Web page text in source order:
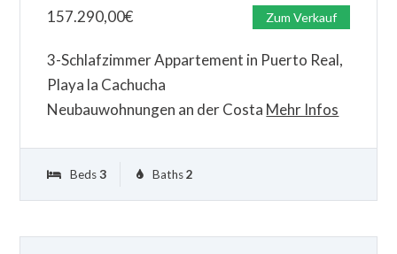
157.290,00€ Zum Verkauf
3-Schlafzimmer Appartement in Puerto Real,
Playa la Cachucha
Neubauwohnungen an der Costa Mehr Infos
Beds 3 Baths 2